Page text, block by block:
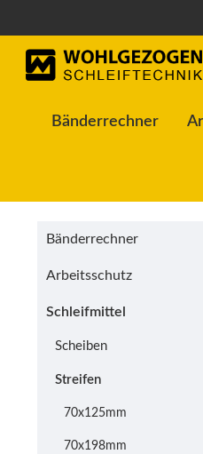
Zur
Bänderrechner
Bänderrechner
Arbeitsschutz
Schleifmittel
Scheiben
Streifen
70x125mm
70x198mm